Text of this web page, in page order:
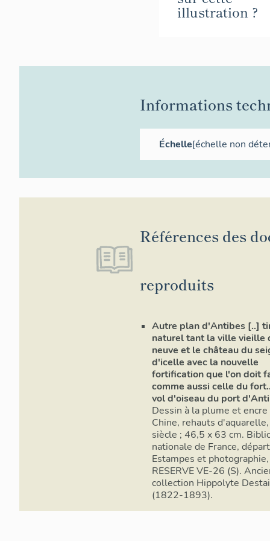
illustration ?
Informations
Échelle[échelle non
Références des
reproduits
Autre plan d'Antibes [..]
naturel tant la ville vieille
neuve et le château du
d'icelle avec la nouvelle
fortification que l'on doit
comme aussi celle du
vol d'oiseau du port
Dessin à la plume et encre
Chine, rehauts
siècle ; 46,5 x 63 cm.
nationale de France,
Estampes et photographie,
RESERVE VE-26 (S).
collection Hippolyte
(1822-1893).